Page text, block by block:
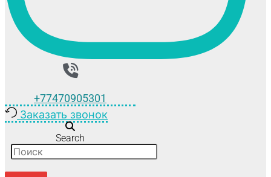
+77470905301
Заказать звонок
Search